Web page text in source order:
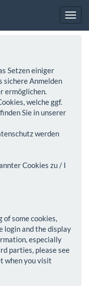
Setzen einiger
sichere Anmelden
ermöglichen.
welche ggf.
Sie in unserer
werden
Cookies zu / I
some cookies,
login and the display
especially
parties, please see
when you visit